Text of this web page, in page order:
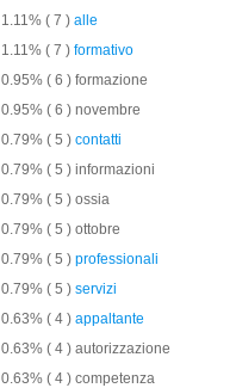
1.11% ( 7 ) alle
1.11% ( 7 ) formativo
0.95% ( 6 ) formazione
0.95% ( 6 ) novembre
0.79% ( 5 ) contatti
0.79% ( 5 ) informazioni
0.79% ( 5 ) ossia
0.79% ( 5 ) ottobre
0.79% ( 5 ) professionali
0.79% ( 5 ) servizi
0.63% ( 4 ) appaltante
0.63% ( 4 ) autorizzazione
0.63% ( 4 ) competenza